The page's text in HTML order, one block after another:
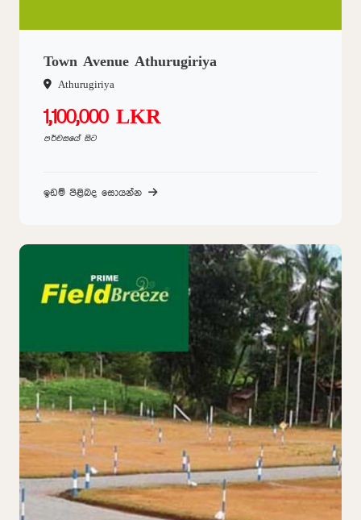
Town Avenue Athurugiriya
Athurugiriya
1,100,000 LKR
පර්චසයේ සිට
ඉඩම් පිළිබද සොයන්න